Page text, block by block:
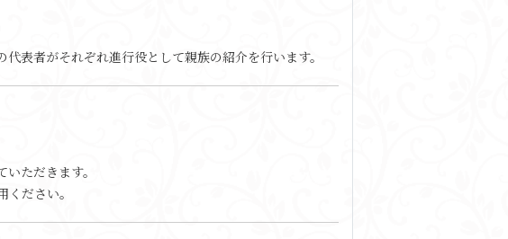
表者がそれぞれ進行役として親族の紹介を行います。
ただきます。
ださい。